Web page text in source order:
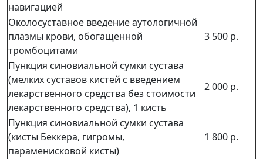
навигацией
Околосуставное введение аутологичной
плазмы крови, обогащенной
тромбоцитами
3 500 р.
Пункция синовиальной сумки сустава
(мелких суставов кистей с введением
лекарственного средства без стоимости
лекарственного средства), 1 кисть
2 000 р.
Пункция синовиальной сумки сустава
(кисты Беккера, гигромы,
параменисковой кисты)
1 800 р.